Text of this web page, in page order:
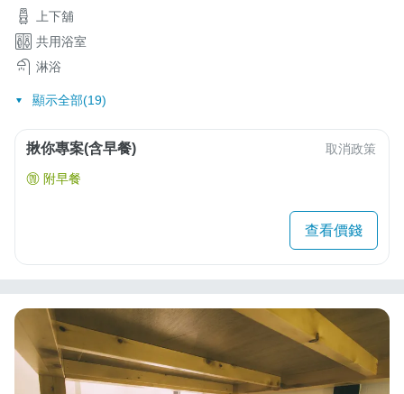
上下舖
共用浴室
淋浴
顯示全部(19)
揪你專案(含早餐) 取消政策
附早餐
查看價錢